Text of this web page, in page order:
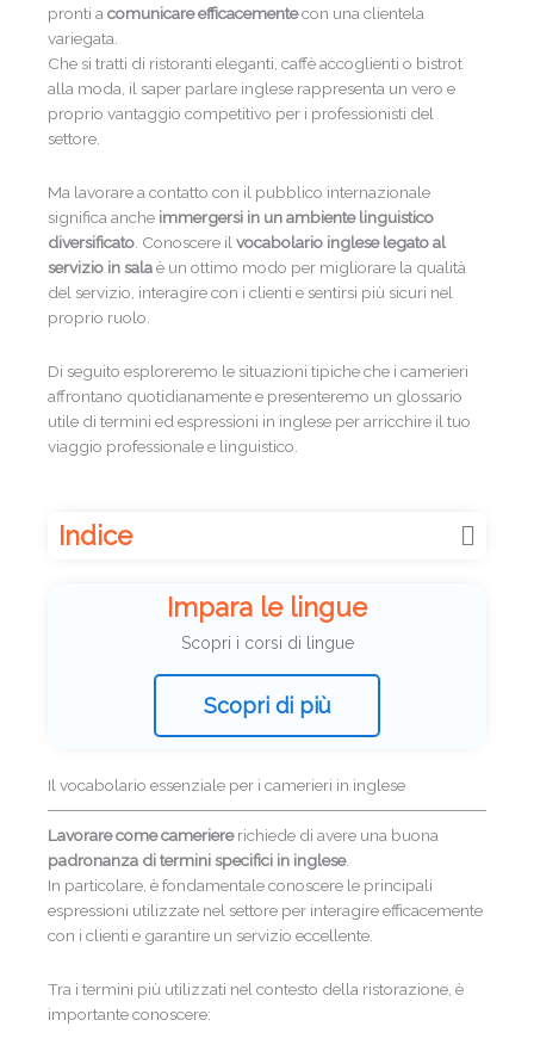
pronti acomunicare efficacementecon una clientela
variegata.
Che si tratti di ristoranti eleganti, caffè accoglienti o bistrot
alla moda, il saper parlare inglese rappresenta un vero e
proprio vantaggio competitivo per i professionisti del
settore.
Ma lavorare a contatto con il pubblico internazionale
significa anche immergersi in un ambiente linguistico
diversificato. Conoscere ilvocabolario inglese legato al
servizio in salaè un ottimo modo per migliorare la qualità
del servizio, interagire con i clienti e sentirsi più sicuri nel
proprio ruolo.
Di seguito esploreremo le situazioni tipiche che i camerieri
affrontano quotidianamente e presenteremo un glossario
utile di termini ed espressioni in inglese per arricchire il tuo
viaggio professionale e linguistico.
Indice
Impara le lingue
Scopri i corsi di lingue
Scopri di più
Il vocabolario essenziale per i camerieri in inglese
Lavorare come cameriererichiede di avere una buona
padronanza di termini specifici in inglese.
In particolare, è fondamentale conoscere le principali
espressioni utilizzate nel settore per interagire efficacemente
con i clienti e garantire un servizio eccellente.
Tra i termini più utilizzati nel contesto della ristorazione, è
importante conoscere: